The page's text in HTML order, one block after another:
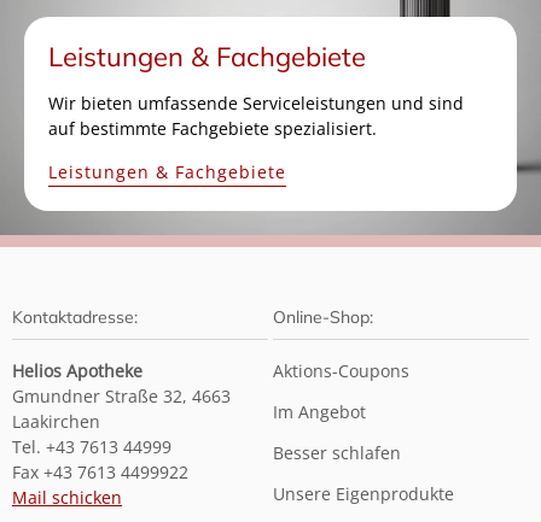
Leistungen & Fachgebiete
Wir bieten umfassende Serviceleistungen und sind
auf bestimmte Fachgebiete spezialisiert.
Leistungen & Fachgebiete
Kontaktadresse:
Helios Apotheke
Gmundner Straße 32, 4663
Laakirchen
Tel. +43 7613 44999
Fax +43 7613 4499922
Mail schicken
Online-Shop:
Aktions-Coupons
Im Angebot
Besser schlafen
Unsere Eigenprodukte